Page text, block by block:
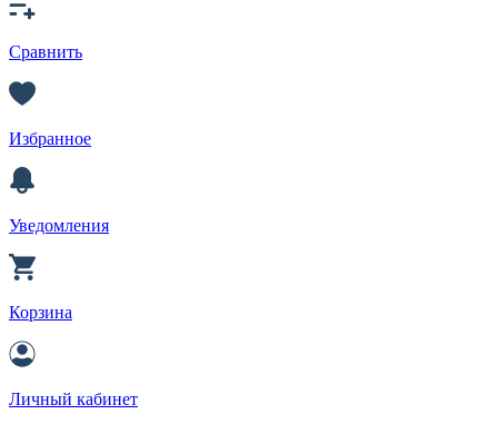
Сравнить
Избранное
Уведомления
Корзина
Личный кабинет